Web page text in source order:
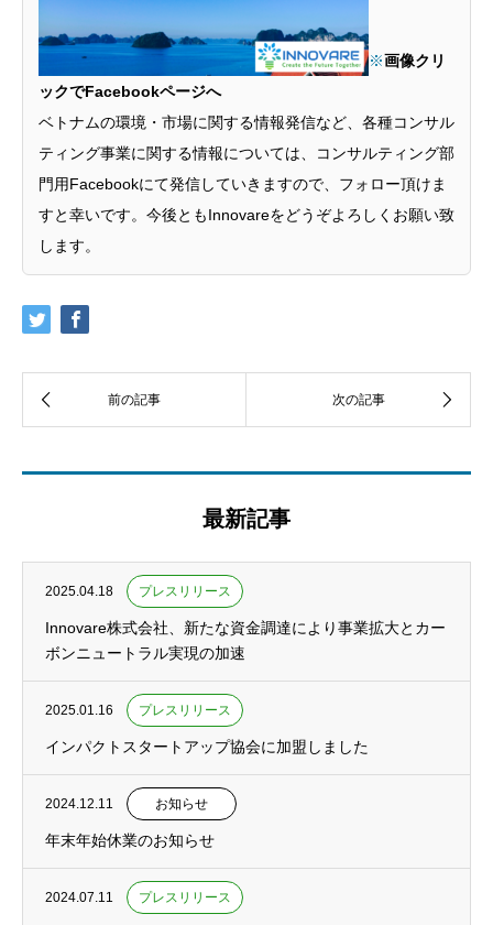
※画像クリ
ックでFacebookページへ
ベトナムの環境・市場に関する情報発信など、各種コンサル
ティング事業に関する情報については、コンサルティング部
門用Facebookにて発信していきますので、フォロー頂けま
すと幸いです。今後ともInnovareをどうぞよろしくお願い致
します。
最新記事
2025.04.18 プレスリリース
Innovare株式会社、新たな資金調達により事業拡大とカー
ボンニュートラル実現の加速
2025.01.16 プレスリリース
インパクトスタートアップ協会に加盟しました
2024.12.11 お知らせ
年末年始休業のお知らせ
2024.07.11 プレスリリース